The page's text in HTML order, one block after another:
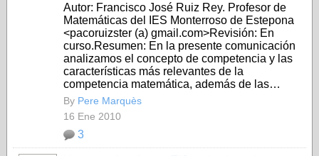
Autor: Francisco José Ruiz Rey. Profesor de
Matemáticas del IES Monterroso de Estepona
<pacoruizster (a) gmail.com>Revisión: En
curso.Resumen: En la presente comunicación
analizamos el concepto de competencia y las
características más relevantes de la
competencia matemática, además de las…
By Pere Marquès
16 Ene 2010
3